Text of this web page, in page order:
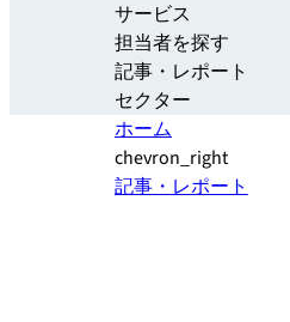
サービス
担当者を探す
記事・レポート
セクター
ホーム
chevron_right
記事・レポート